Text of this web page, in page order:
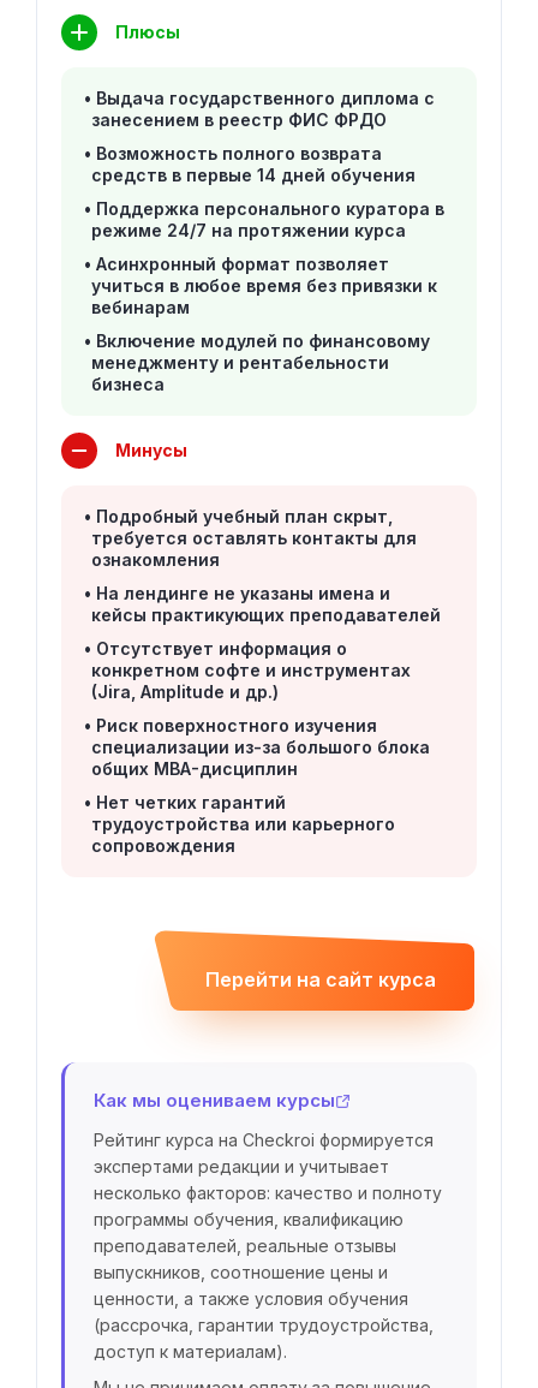
Плюсы
Выдача государственного диплома с
занесением в реестр ФИС ФРДО
Возможность полного возврата
средств в первые 14 дней обучения
Поддержка персонального куратора в
режиме 24/7 на протяжении курса
Асинхронный формат позволяет
учиться в любое время без привязки к
вебинарам
Включение модулей по финансовому
менеджменту и рентабельности
бизнеса
Минусы
Подробный учебный план скрыт,
требуется оставлять контакты для
ознакомления
На лендинге не указаны имена и
кейсы практикующих преподавателей
Отсутствует информация о
конкретном софте и инструментах
(Jira, Amplitude и др.)
Риск поверхностного изучения
специализации из-за большого блока
общих MBA-дисциплин
Нет четких гарантий
трудоустройства или карьерного
сопровождения
Перейти на сайт курса
Как мы оцениваем курсы
Рейтинг курса на Checkroi формируется
экспертами редакции и учитывает
несколько факторов: качество и полноту
программы обучения, квалификацию
преподавателей, реальные отзывы
выпускников, соотношение цены и
ценности, а также условия обучения
(рассрочка, гарантии трудоустройства,
доступ к материалам).